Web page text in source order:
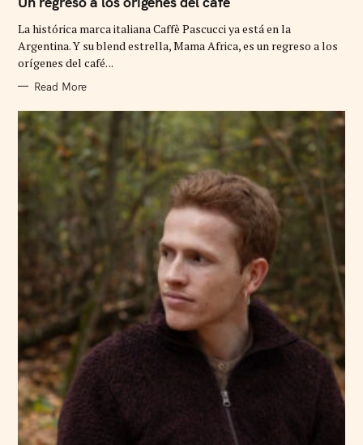
E
O
R
I
E
La histórica marca italiana Caffè Pascucci ya está en la
Argentina. Y su blend estrella, Mama Africa, es un regreso a los
orígenes del café. ..
Read More